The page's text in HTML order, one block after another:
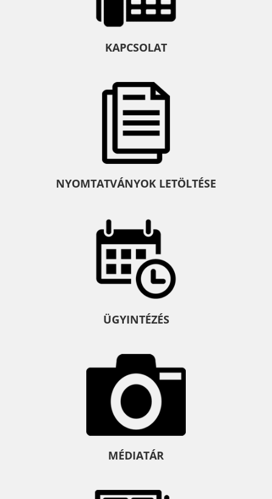
KAPCSOLAT
NYOMTATVÁNYOK LETÖLTÉSE
ÜGYINTÉZÉS
MÉDIATÁR